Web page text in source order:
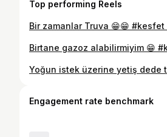
Top performing Reels
Engagement rate benchmark